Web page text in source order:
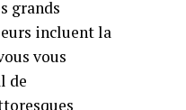
grands
incluent la
vous
de